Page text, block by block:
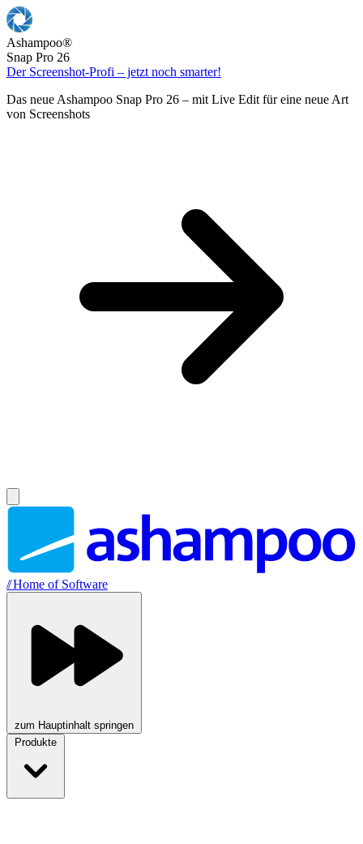
Ashampoo®
Snap Pro 26
Der Screenshot-Profi – jetzt noch smarter!
Das neue Ashampoo Snap Pro 26 – mit Live Edit für eine neue Art
von Screenshots
//Home of Software
zum Hauptinhalt springen
Produkte